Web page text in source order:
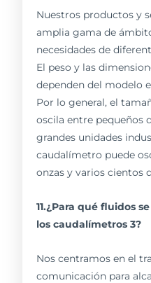
Nuestros productos y
amplia gama de
necesidades de
El peso y las
dependen del modelo
Por lo general, el
oscila entre pequeños
grandes unidades
caudalímetro puede
onzas y varios cientos
11.¿Para qué fluidos
los caudalímetros 3?
Nos centramos en el
comunicación para